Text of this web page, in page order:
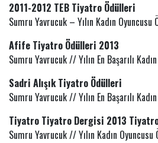
2011-2012 TEB Tiyatro Ödülleri
Sumru Yavrucuk – Yılın Kadın Oyuncusu
Afife Tiyatro Ödülleri 2013
Sumru Yavrucuk // Yılın En Başarılı
Sadri Alışık Tiyatro Ödülleri
Sumru Yavrucuk // Yılın En Başarılı
Tiyatro Tiyatro Dergisi 2013
Sumru Yavrucuk // Yılın Kadın Oyuncusu